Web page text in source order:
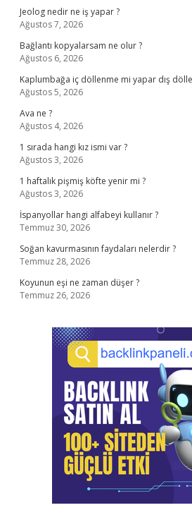
Jeolog nedir ne iş yapar ?
Ağustos 7, 2026
Bağlantı kopyalarsam ne olur ?
Ağustos 6, 2026
Kaplumbağa iç döllenme mi yapar dış
Ağustos 5, 2026
Ava ne ?
Ağustos 4, 2026
1 sırada hangi kız ismi var ?
Ağustos 3, 2026
1 haftalık pişmiş köfte yenir mi ?
Ağustos 3, 2026
İspanyollar hangi alfabeyi kullanır ?
Temmuz 30, 2026
Soğan kavurmasının faydaları nelerdir ?
Temmuz 28, 2026
Koyunun eşi ne zaman düşer ?
Temmuz 26, 2026